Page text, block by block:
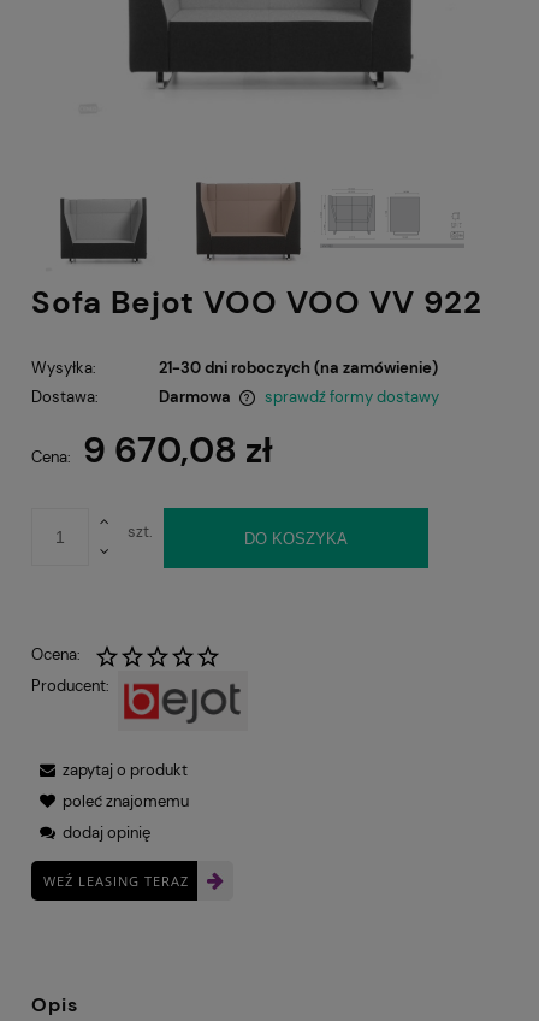
Sofa Bejot VOO VOO VV 922
Wysyłka:
21-30 dni roboczych (na zamówienie)
Dostawa:
Darmowa
sprawdź formy dostawy
Cena: 9 670,08 zł
szt. DO KOSZYKA
Ocena:
Producent:
zapytaj o produkt
poleć znajomemu
dodaj opinię
WEŹ LEASING TERAZ
Opis